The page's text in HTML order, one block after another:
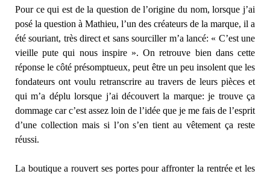
Pour ce qui est de la question de l’origine du nom, lorsque j’ai
posé la question à Mathieu, l’un des créateurs de la marque, il a
été souriant, très direct et sans sourciller m’a lancé: « C’est une
vieille pute qui nous inspire ». On retrouve bien dans cette
réponse le côté présomptueux, peut être un peu insolent que les
fondateurs ont voulu retranscrire au travers de leurs pièces et
qui m’a déplu lorsque j’ai découvert la marque: je trouve ça
dommage car c’est assez loin de l’idée que je me fais de l’esprit
d’une collection mais si l’on s’en tient au vêtement ça reste
réussi.
La boutique a rouvert ses portes pour affronter la rentrée et les